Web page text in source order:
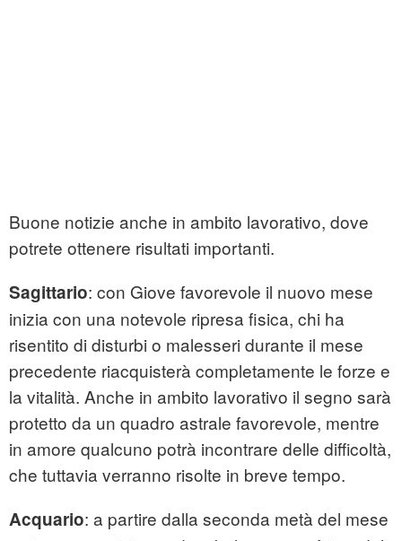
Buone notizie anche in ambito lavorativo, dove
potrete ottenere risultati importanti.
Sagittario: con Giove favorevole il nuovo mese
inizia con una notevole ripresa fisica, chi ha
risentito di disturbi o malesseri durante il mese
precedente riacquisterà completamente le forze e
la vitalità. Anche in ambito lavorativo il segno sarà
protetto da un quadro astrale favorevole, mentre
in amore qualcuno potrà incontrare delle difficoltà,
che tuttavia verranno risolte in breve tempo.
Acquario: a partire dalla seconda metà del mese